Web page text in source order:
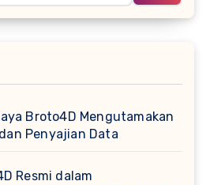
Broto4D Mengutamakan
Penyajian Data
Resmi dalam